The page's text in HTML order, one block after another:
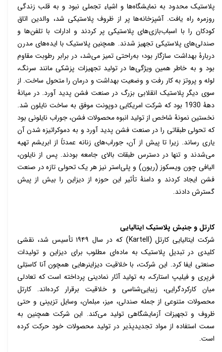
پلاستیک محدود به نمایشگاه‌ها و اشیاءِ تجملی نبود و به قلب زندگی
روزمره راه یافت. آشپزخانه‌ها پر از ظروف پلاستیکی شد، والدین اتاق
کودکان را با اسباب‌بازی‌های پلاستیکی پر کردند و ادارات با تلفن‌ها و
صندلی‌های پلاستیکی تجهیز شدند. همچنین پلاستیک با ایده‌های مدرن
دربارۀ بهداشت سازگار بود؛ به‌راحتی تمیز می‌شد، در برابر رطوبت مقاوم
بود و به خاطر همین ویژگی‌ها در تولید تجهیزات پزشکی مانند سرنگ،
لوله و پروتز به کار رفت و وضعیت بهداشت و درمان را متحول ساخت. از
سوی دیگر پلاستیک انقلابی بزرگ در صنعت فشن پدید آورد. در میانۀ
دهۀ 1930 بود که شرکت امریکایی دوپونت موفق به ساخت نایلون شد.
نخستین نمونۀ شاخص از تولید انبوه محصولات فشن، جوراب نایلونی بود
که تحولی طبقاتی را در صنعت فشن پدید آورد و به دموکراتیزه شدن آن
یاری رساند. زیرا تا پیش از آن، جوراب‌های زنانه عمدتاً از ابریشم تهیه
می‌شدند و تنها در دسترس طبقات بالای جامعه بودند. پس از نایلون،
الیافی چون ویسکوز (ریون) و پلی‌استر نیز هر یک تحولی تازه در صنعت
فشن ایجاد کردند و دامنۀ تأثیر این حوزه از دیزاین را بیش از پیش
گسترش دادند.
کارتل و جنبش پلاستیک ایتالیایی
شرکت ایتالیایی کارتل (Kartell
) که در سال ۱۹۴۹تأسیس شد، نقشی
کلیدی در تبدیل پلاستیک به ماده‌ای مطلوب برای دیزاین و تولیدات
صنعتی ایفا کرد. این شرکت، با خلاقیت دیزاینرهایی همچون آنا کاستِلی
فریِری و فیلیپ استارک، به تولید آثار نمادینی پرداخته است که تعادلی
میان کارکردگرایی، زیبایی‌شناسی و خلاقیت برقرار کرده‌اند. کارتل
محصولات متنوعی از جمله صندلی، میز، مبلمان، وسایل تزیینی و حتی
ظروف و تجهیزات آزمایشگاهی تولید می‌کند. این شرکت همچنین به
سمت استفاده از مواد تجدیدپذیر در تولید محصولات خود حرکت کرده
است.